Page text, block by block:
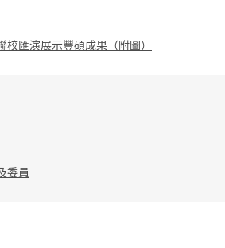
校匯演展示豐碩成果（附圖）
委員